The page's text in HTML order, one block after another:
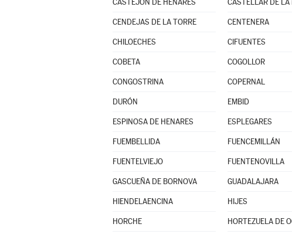
CASTEJÓN DE HENARES CASTELLAR DE LA
CENDEJAS DE LA TORRE CENTENERA
CHILOECHES CIFUENTES
COBETA COGOLLOR
CONGOSTRINA COPERNAL
DURÓN EMBID
ESPINOSA DE HENARES ESPLEGARES
FUEMBELLIDA FUENCEMILLÁN
FUENTELVIEJO FUENTENOVILLA
GASCUEÑA DE BORNOVA GUADALAJARA
HIENDELAENCINA HIJES
HORCHE HORTEZUELA DE